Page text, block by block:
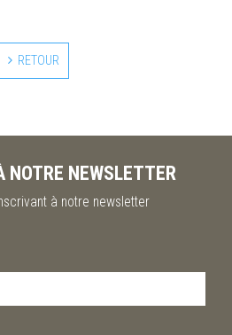
RETOUR
NOTRE NEWSLETTER
à notre newsletter